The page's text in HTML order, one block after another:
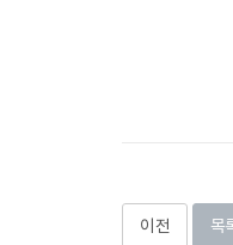
이전 목